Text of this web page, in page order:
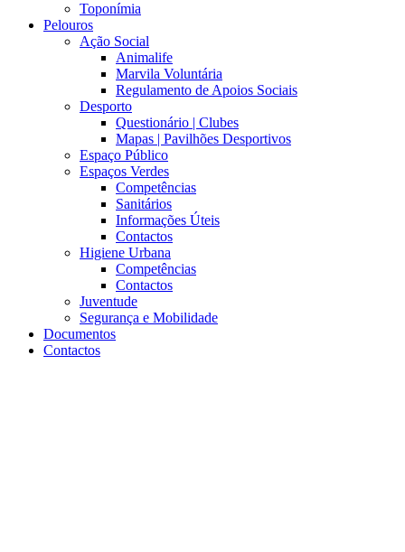
Toponímia
Pelouros
Ação Social
Animalife
Marvila Voluntária
Regulamento de Apoios Sociais
Desporto
Questionário | Clubes
Mapas | Pavilhões Desportivos
Espaço Público
Espaços Verdes
Competências
Sanitários
Informações Úteis
Contactos
Higiene Urbana
Competências
Contactos
Juventude
Segurança e Mobilidade
Documentos
Contactos